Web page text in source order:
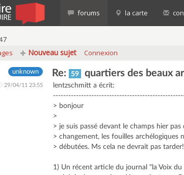
forums la carte
Nouveau sujet Connexion
unknown
29/04/11 23:55
Re: 59 quartiers des beaux
lentzschmitt a écrit:
> bonjour
>
> je suis passé devant le champs hier pas
> changement, les fouilles archélogiques
> débutées. Ms cela ne devrait pas
1) Un récent article du journal "la Voix